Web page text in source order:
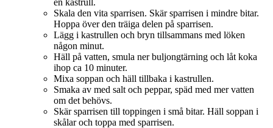
en kastrull.
Skala den vita sparrisen. Skär sparrisen i mindre bitar.
Hoppa över den träiga delen på sparrisen.
Lägg i kastrullen och bryn tillsammans med löken
någon minut.
Häll på vatten, smula ner buljongtärning och låt koka
ihop ca 10 minuter.
Mixa soppan och häll tillbaka i kastrullen.
Smaka av med salt och peppar, späd med mer vatten
om det behövs.
Skär sparrisen till toppingen i små bitar. Häll soppan i
skålar och toppa med sparrisen.